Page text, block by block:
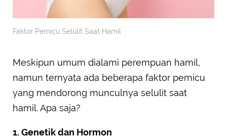
Faktor Pemicu Selulit Saat Hamil
Meskipun umum dialami perempuan hamil,
namun ternyata ada beberapa faktor pemicu
yang mendorong munculnya selulit saat
hamil. Apa saja?
1. Genetik dan Hormon